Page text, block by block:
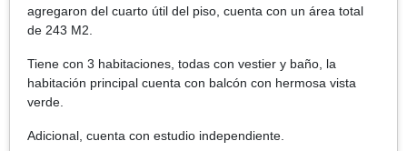
agregaron del cuarto útil del piso, cuenta con un área total
de 243 M2.
Tiene con 3 habitaciones, todas con vestier y baño, la
habitación principal cuenta con balcón con hermosa vista
verde.
Adicional, cuenta con estudio independiente.